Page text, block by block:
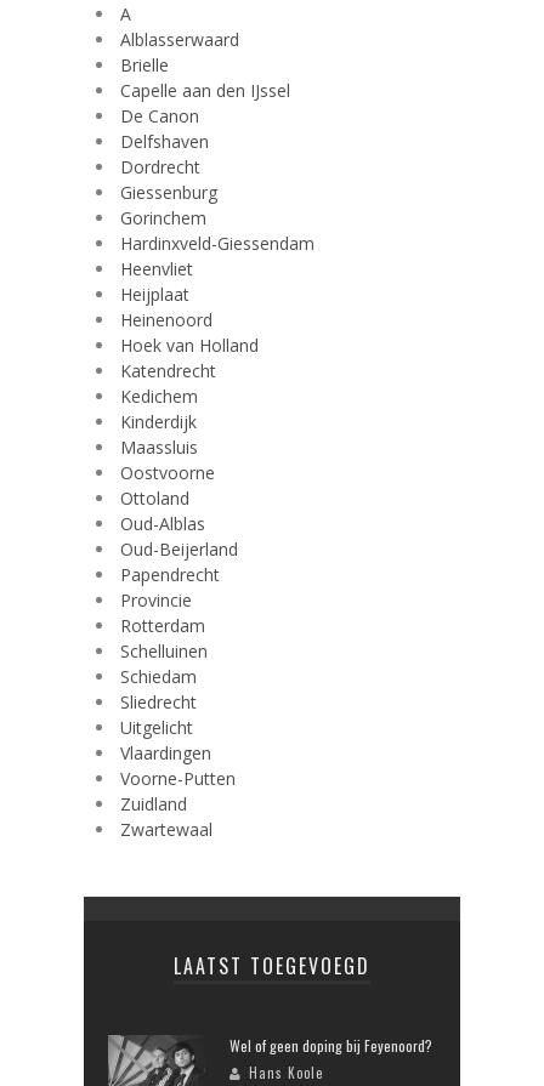
A
Alblasserwaard
Brielle
Capelle aan den IJssel
De Canon
Delfshaven
Dordrecht
Giessenburg
Gorinchem
Hardinxveld-Giessendam
Heenvliet
Heijplaat
Heinenoord
Hoek van Holland
Katendrecht
Kedichem
Kinderdijk
Maassluis
Oostvoorne
Ottoland
Oud-Alblas
Oud-Beijerland
Papendrecht
Provincie
Rotterdam
Schelluinen
Schiedam
Sliedrecht
Uitgelicht
Vlaardingen
Voorne-Putten
Zuidland
Zwartewaal
LAATST TOEGEVOEGD
Wel of geen doping bij Feyenoord?
Hans Koole